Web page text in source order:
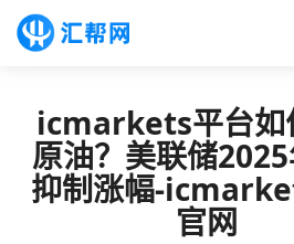
icmarkets平台如
原油？美联储
抑制涨幅-
官网